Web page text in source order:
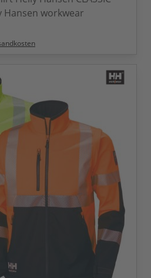
Hansen workwear